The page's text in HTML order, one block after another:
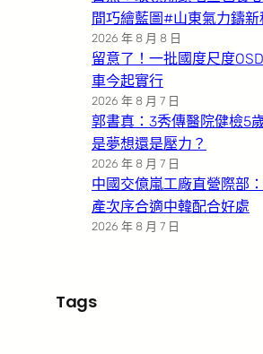
間巧繪藍圖#山東氣力鑄
2026 年 8 月 8 日
留意了！一批國度尺度
車今起實行
2026 年 8 月 7 日
郭書真：3秀傳醫院健檢5
是夢想還是壓力？
2026 年 8 月 7 日
中國交億嵐工廠直營際部
產次序合適中韓配合好處
2026 年 8 月 7 日
Tags